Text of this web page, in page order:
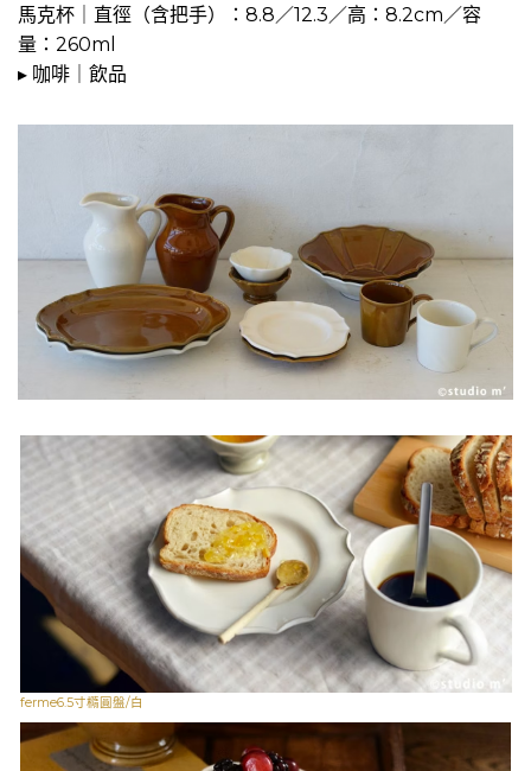
馬克杯｜直徑（含把手）：8.8／12.3／高：8.2cm／容
量：260ml
▸ 咖啡｜飲品
ferme6.5寸橢圓盤/白